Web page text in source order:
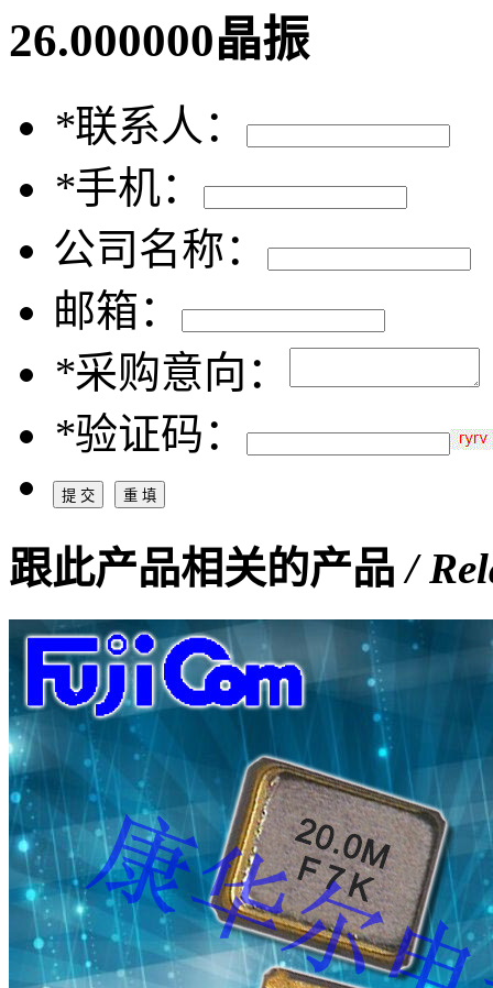
26.000000晶振
*联系人：
*手机：
公司名称：
邮箱：
*采购意向：
*验证码：
跟此产品相关的产品/